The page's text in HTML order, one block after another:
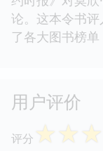
论。这本令书
了各大图书榜
用户评价
评分 ☆☆☆